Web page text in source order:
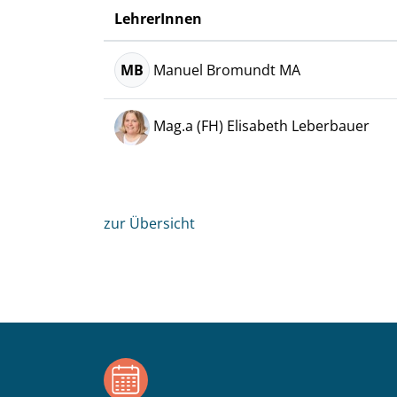
LehrerInnen
MB Manuel Bromundt MA
Mag.a (FH) Elisabeth Leberbauer
zur Übersicht